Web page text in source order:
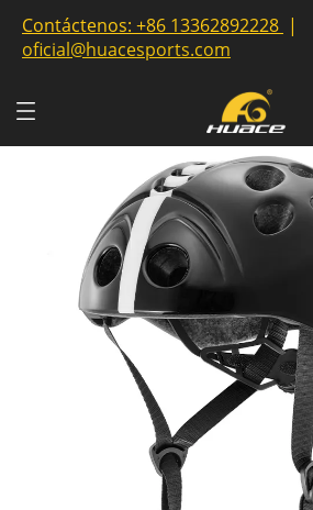
Contáctenos: +86 13362892228 |
oficial@huacesports.com